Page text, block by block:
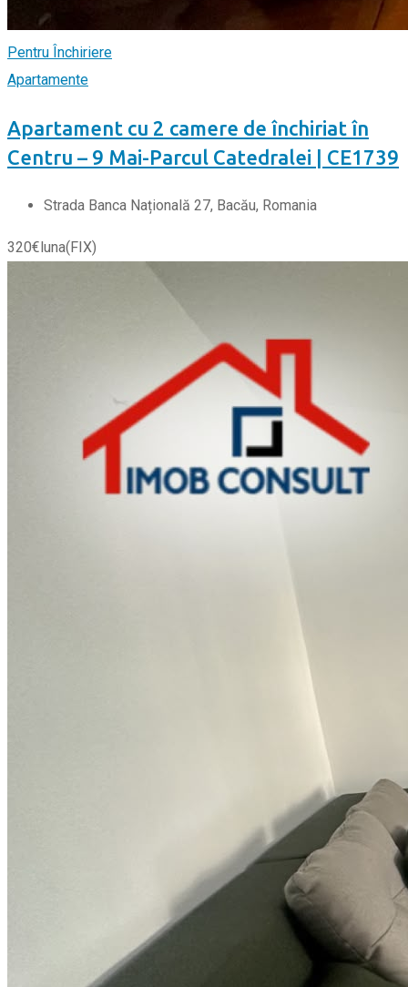
Pentru Închiriere
Apartamente
Apartament cu 2 camere de închiriat în
Centru – 9 Mai-Parcul Catedralei | CE1739
Strada Banca Națională 27, Bacău, Romania
320€luna(FIX)